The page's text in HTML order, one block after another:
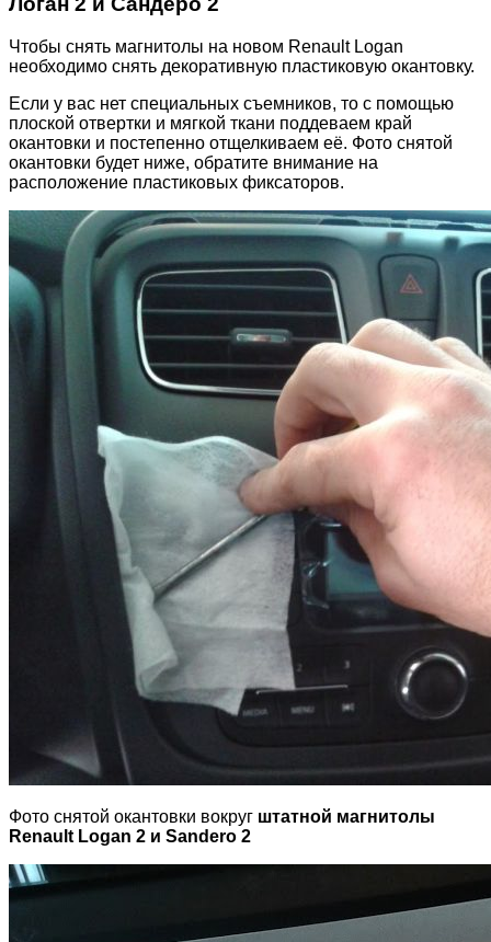
Чтобы снять магнитолы на новом Renault Logan
необходимо снять декоративную пластиковую окантовку.
Если у вас нет специальных съемников, то с помощью
плоской отвертки и мягкой ткани поддеваем край
окантовки и постепенно отщелкиваем её. Фото снятой
окантовки будет ниже, обратите внимание на
расположение пластиковых фиксаторов.
Фото снятой окантовки вокруг штатной магнитолы
Renault Logan 2 и Sandero 2